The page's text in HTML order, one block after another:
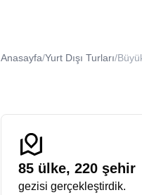
Bir seyahate çıkarken en
anın tadını çıkarmak kalır.
Bazı rotalar vardır ki, haritaya
isteyenler için tasarlanmıştır.
Baltık Denizi’nin kıyısındaki
sığdırılan yoğun
bu geniş kapsamlı tur ile
Ekonomik Polonya Danimarka
Anasayfa/Yurt Dışı Turları/
85 ülke, 220 şehir
gezisi gerçekleştirdik.